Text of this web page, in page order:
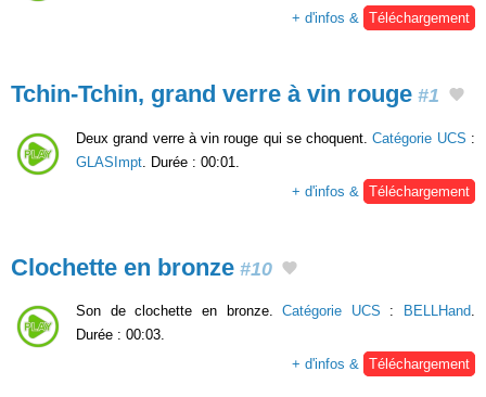
+ d'infos & Téléchargement
Tchin-Tchin, grand verre à vin rouge #1
Deux grand verre à vin rouge qui se choquent.Catégorie UCS :
GLASImpt . Durée : 00:01.
+ d'infos &
Téléchargement
Clochette en bronze #10
Son de clochette en bronze.Catégorie UCS : BELLHand.
Durée : 00:03.
+ d'infos & Téléchargement